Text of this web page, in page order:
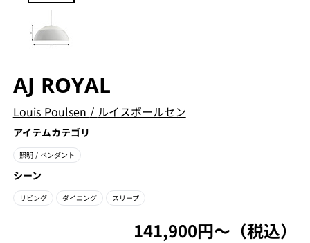
AJ ROYAL
Louis Poulsen / ルイスポールセン
アイテムカテゴリ
照明 / ペンダント
シーン
リビング ダイニング スリープ
141,900円〜（税込）